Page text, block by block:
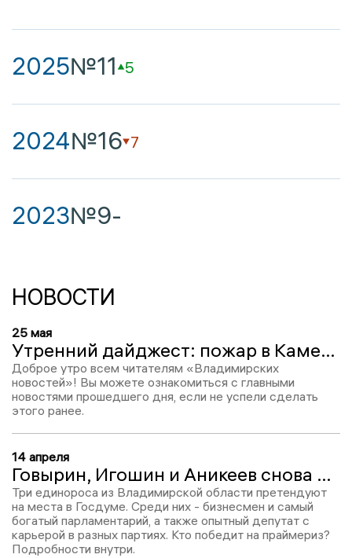
2025№11 5
2024№16 7
2023№9-
НОВОСТИ
25 мая
Утренний дайджест: пожар в Камешковском районе, орден Дружбы и продажа кирпичного завода
Доброе утро всем читателям «Владимирских
новостей»! Вы можете ознакомиться с главными
новостями прошедшего дня, если не успели сделать
этого ранее.
14 апреля
Говырин, Игошин и Аникеев снова пойдут на выборы в Госдуму
Три единороса из Владимирской области претендуют
на места в Госдуме. Среди них - бизнесмен и самый
богатый парламентарий, а также опытный депутат с
карьерой в разных партиях. Кто победит на праймериз?
Подробности внутри.